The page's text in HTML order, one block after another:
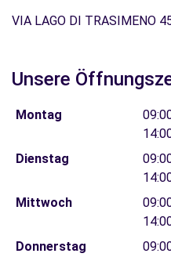
VIA LAGO DI TRASIMENO
Unsere
Montag
Dienstag
Mittwoch
Donnerstag